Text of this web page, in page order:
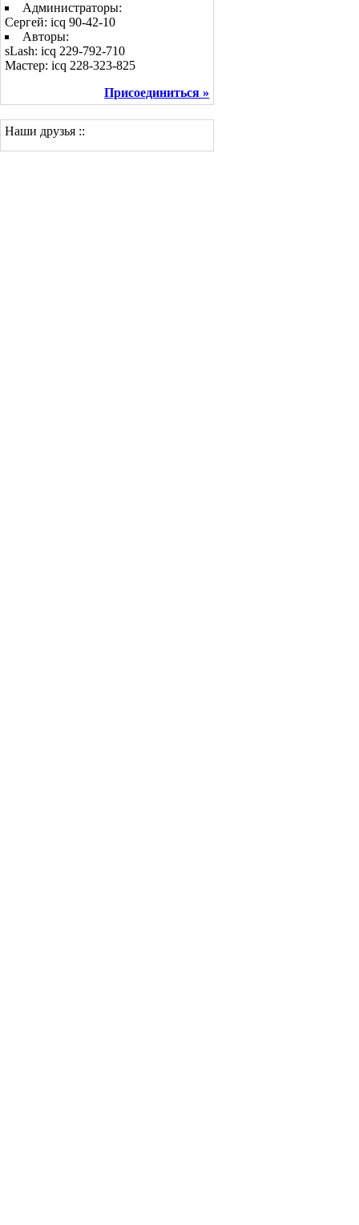
Администраторы:
Сергей: icq 90-42-10
Авторы:
sLash: icq 229-792-710
Мастер: icq 228-323-825
Присоединиться »
Наши друзья ::